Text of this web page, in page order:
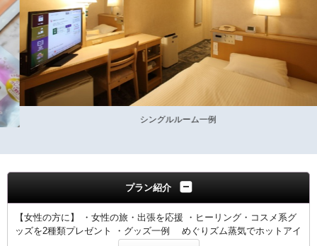
シングルルーム一例
プラン紹介
【女性の方に】 ・女性の旅・出張を応援 ・ヒーリング・コスメ系グ
ッズを2種類プレゼント ・グッズ一例 めぐりズム蒸気でホットアイ